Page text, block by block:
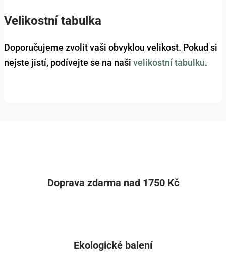
Velikostní tabulka
Doporučujeme zvolit vaši obvyklou velikost. Pokud si
nejste jistí, podívejte se na naši velikostní tabulku.
Doprava zdarma nad 1750 Kč
Ekologické balení